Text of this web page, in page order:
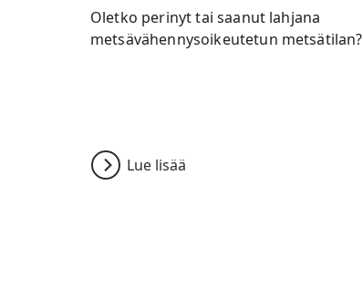
Oletko perinyt tai saanut lahjana
metsävähennysoikeutetun metsätilan?
Lue lisää